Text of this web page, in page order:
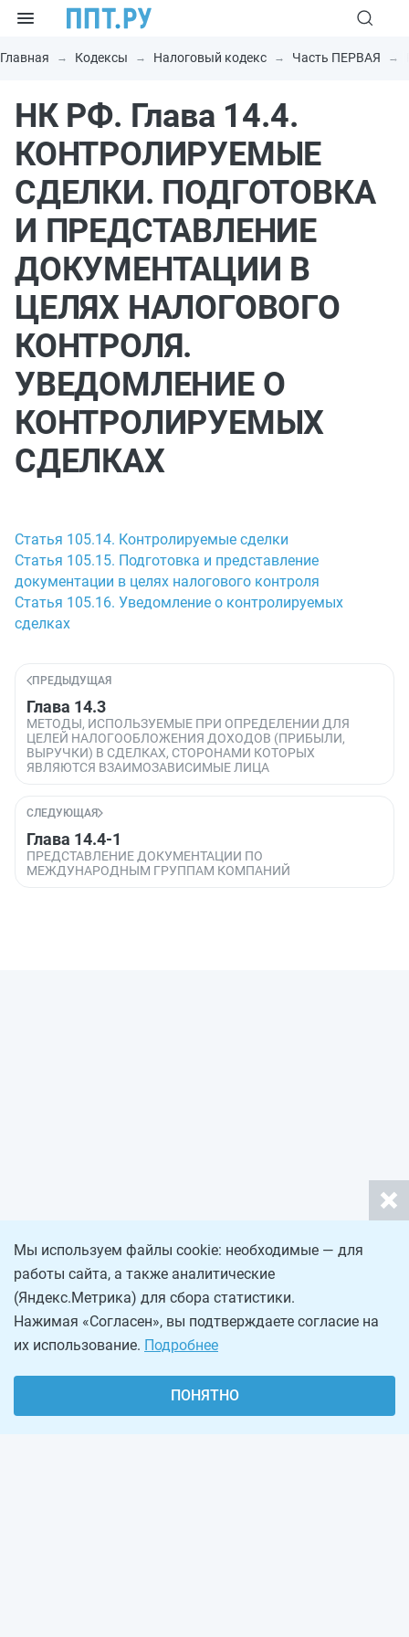
Главная Кодексы Налоговый кодекс Часть ПЕРВАЯ
НК РФ. Глава 14.4.
КОНТРОЛИРУЕМЫЕ
СДЕЛКИ. ПОДГОТОВКА
И ПРЕДСТАВЛЕНИЕ
ДОКУМЕНТАЦИИ В
ЦЕЛЯХ НАЛОГОВОГО
КОНТРОЛЯ.
УВЕДОМЛЕНИЕ О
КОНТРОЛИРУЕМЫХ
СДЕЛКАХ
Статья 105.14. Контролируемые сделки
Статья 105.15. Подготовка и представление
документации в целях налогового контроля
Статья 105.16. Уведомление о контролируемых
сделках
ПРЕДЫДУЩАЯ
Глава 14.3
МЕТОДЫ, ИСПОЛЬЗУЕМЫЕ ПРИ ОПРЕДЕЛЕНИИ ДЛЯ
ЦЕЛЕЙ НАЛОГООБЛОЖЕНИЯ ДОХОДОВ (ПРИБЫЛИ,
ВЫРУЧКИ) В СДЕЛКАХ, СТОРОНАМИ КОТОРЫХ
ЯВЛЯЮТСЯ ВЗАИМОЗАВИСИМЫЕ ЛИЦА
СЛЕДУЮЩАЯ
Глава 14.4-1
ПРЕДСТАВЛЕНИЕ ДОКУМЕНТАЦИИ ПО
МЕЖДУНАРОДНЫМ ГРУППАМ КОМПАНИЙ
Мы используем файлы cookie: необходимые — для
работы сайта, а также аналитические
(Яндекс.Метрика) для сбора статистики.
Нажимая «Согласен», вы подтверждаете согласие на
их использование. Подробнее
ПОНЯТНО